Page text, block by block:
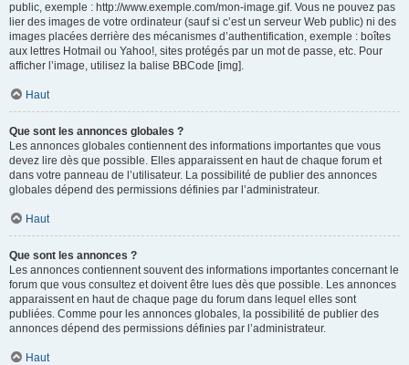
public, exemple : http://www.exemple.com/mon-image.gif. Vous ne pouvez pas
lier des images de votre ordinateur (sauf si c’est un serveur Web public) ni des
images placées derrière des mécanismes d’authentification, exemple : boîtes
aux lettres Hotmail ou Yahoo!, sites protégés par un mot de passe, etc. Pour
afficher l’image, utilisez la balise BBCode [img].
Haut
Que sont les annonces globales ?
Les annonces globales contiennent des informations importantes que vous
devez lire dès que possible. Elles apparaissent en haut de chaque forum et
dans votre panneau de l’utilisateur. La possibilité de publier des annonces
globales dépend des permissions définies par l’administrateur.
Haut
Que sont les annonces ?
Les annonces contiennent souvent des informations importantes concernant le
forum que vous consultez et doivent être lues dès que possible. Les annonces
apparaissent en haut de chaque page du forum dans lequel elles sont
publiées. Comme pour les annonces globales, la possibilité de publier des
annonces dépend des permissions définies par l’administrateur.
Haut